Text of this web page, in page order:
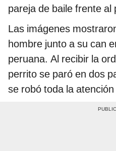
pareja de baile frente al
Las imágenes
hombre junto a su can
peruana. Al recibir la
perrito se paró en dos
se robó toda la